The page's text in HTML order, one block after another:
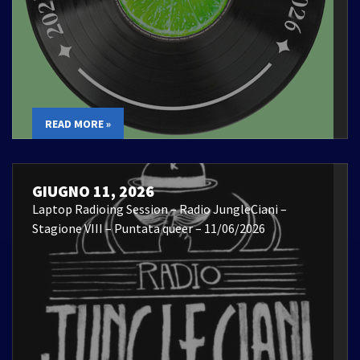
READ MORE »
GIUGNO 11, 2026
Laptop Radioing Session – Radio JungleCiani –
Stagione VIII – Puntata queer – 11/06/2026